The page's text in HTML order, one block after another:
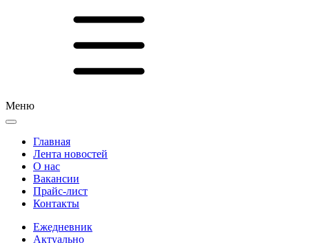
Меню
Главная
Лента новостей
О нас
Вакансии
Прайс-лист
Контакты
Ежедневник
Актуально